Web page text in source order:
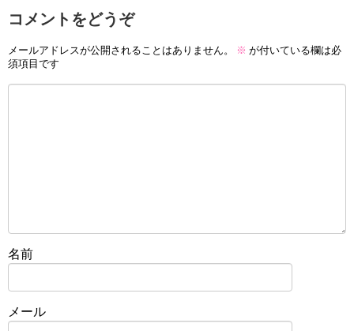
コメントをどうぞ
メールアドレスが公開されることはありません。 ※ が付いている欄は必
須項目です
名前
メール